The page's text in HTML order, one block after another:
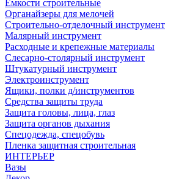
Емкости строительные
Органайзеры для мелочей
Строительно-отделочный инструмент
Малярный инструмент
Расходные и крепежные материалы
Слесарно-столярный инструмент
Штукатурный инструмент
Электроинструмент
Ящики, полки д/инструментов
Средства защиты труда
Защита головы, лица, глаз
Защита органов дыхания
Спецодежда, спецобувь
Пленка защитная строительная
ИНТЕРЬЕР
Вазы